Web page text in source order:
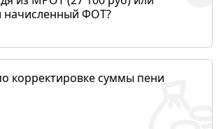
начисленный ФОТ?
корректировке суммы пени